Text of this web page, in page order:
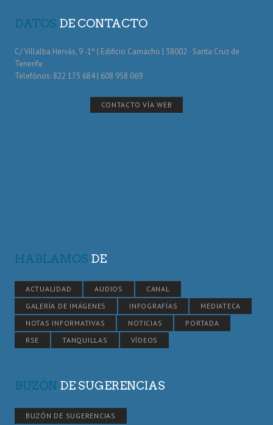
DATOS DE CONTACTO
C/ Villalba Hervás, 9 -1º | Edificio Camacho | 38002 · Santa Cruz de
Tenerife
Telefónos: 822 175 684 | 608 958 069
CONTACTO VÍA WEB
HABLAMOS DE
ACTUALIDAD AUDIOS
CANAL
GALERÍA DE IMÁGENES
INFOGRAFÍAS
MEDIATECA
NOTAS INFORMATIVAS
NOTICIAS
PORTADA
RSE
TANQUILLAS VÍDEOS
BUZÓN DE SUGERENCIAS
BUZÓN DE SUGERENCIAS